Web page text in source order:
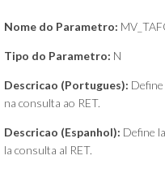
Nome do Parametro:
Tipo do Parametro: N
Descricao (Portugues):
na consulta ao RET.
Descricao (Espanhol): Define
la consulta al RET.